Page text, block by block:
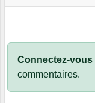
Connectez-vous
commentaires.